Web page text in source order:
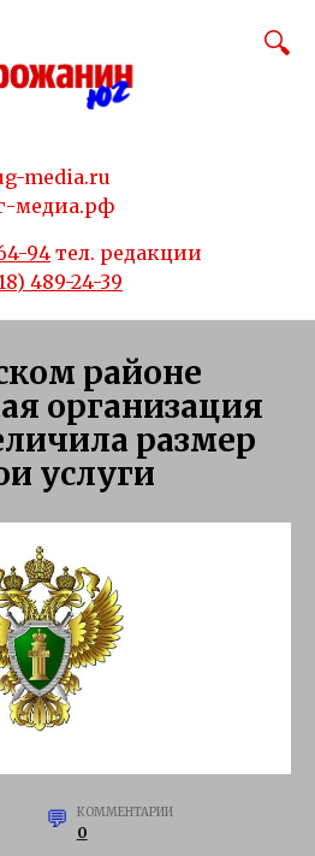
media.ru
медиа.рф
94 тел. редакции
489-24-39
районе
организация
размер
услуги
КОММЕНТАРИИ
0